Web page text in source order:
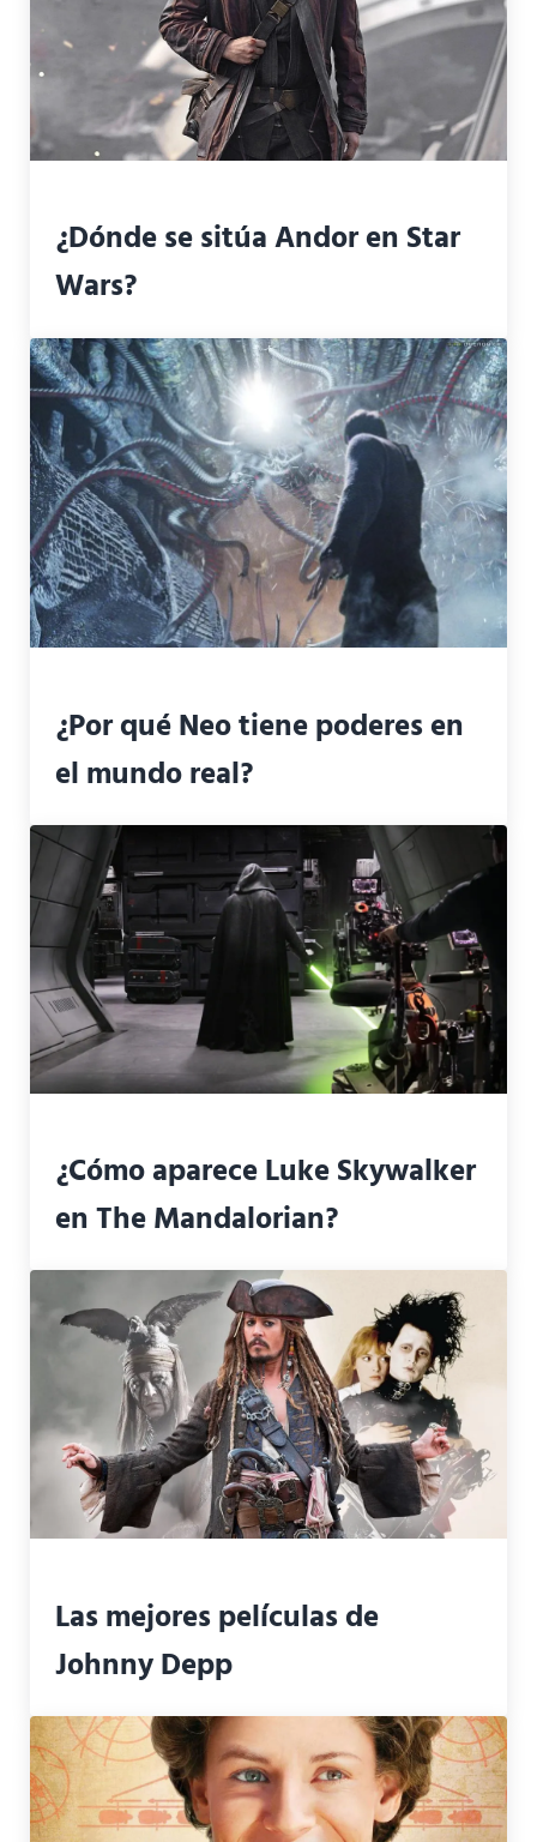
¿Dónde se sitúa Andor en Star
Wars?
¿Por qué Neo tiene poderes en
el mundo real?
¿Cómo aparece Luke Skywalker
en The Mandalorian?
Las mejores películas de
Johnny Depp